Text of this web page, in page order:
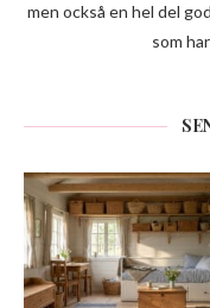
men också en hel del
som